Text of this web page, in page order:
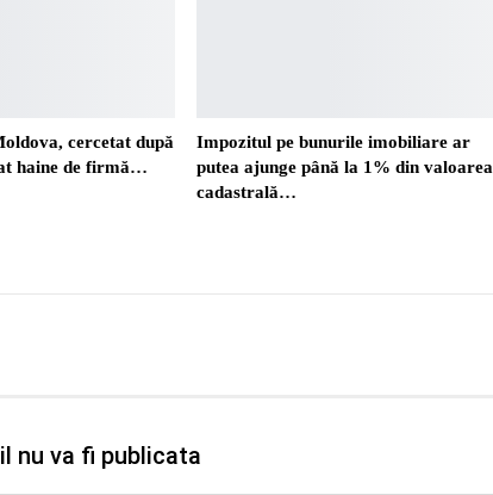
cercetat după
haine de firmă…
Impozitul pe bunurile imobiliare ar
putea ajunge până la 1% din valoarea
cadastrală…
nu va fi publicata